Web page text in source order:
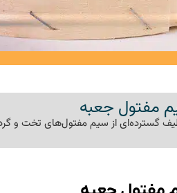
مفتول جعبه
گسترده‌ای از سیم مفتول‌های تخت و گرد